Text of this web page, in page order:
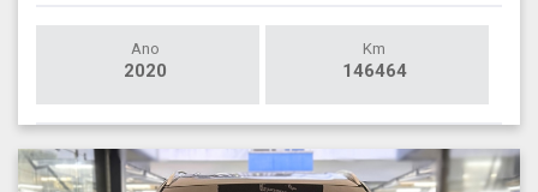
Ano
2020
Km
146464